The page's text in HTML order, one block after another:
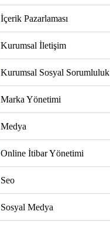
İçerik Pazarlaması
Kurumsal İletişim
Kurumsal Sosyal Sorumluluk
Marka Yönetimi
Medya
Online İtibar Yönetimi
Seo
Sosyal Medya